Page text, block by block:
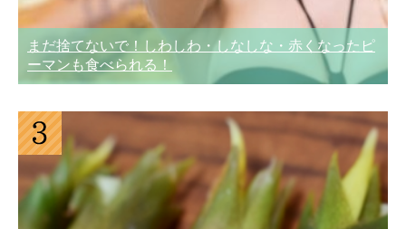
まだ捨てないで！しわしわ・しなしな・赤くなったピ
ーマンも食べられる！